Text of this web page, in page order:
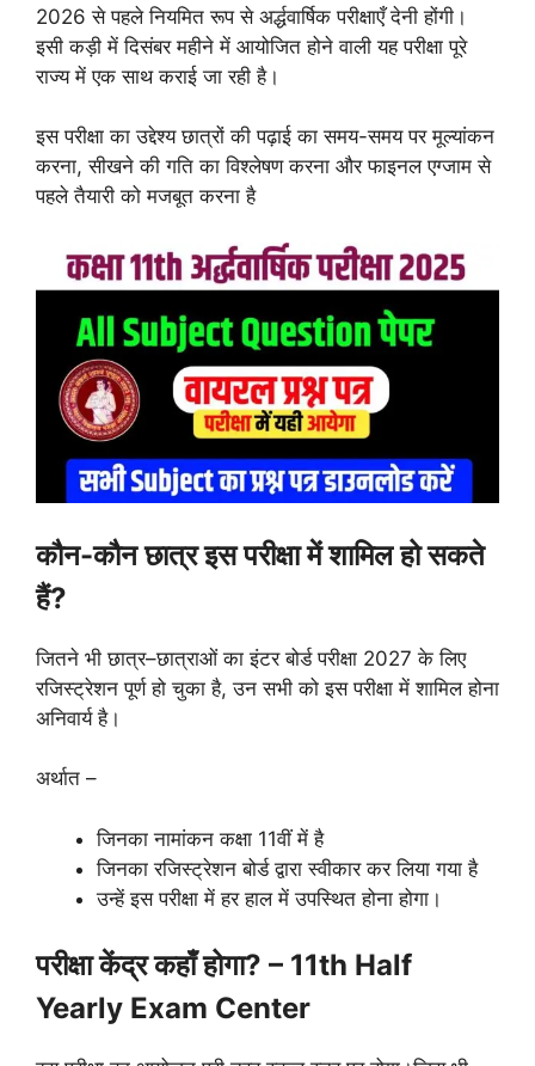
2026 से पहले नियमित रूप से अर्द्धवार्षिक परीक्षाएँ देनी होंगी।
इसी कड़ी में दिसंबर महीने में आयोजित होने वाली यह परीक्षा पूरे
राज्य में एक साथ कराई जा रही है।
इस परीक्षा का उद्देश्य छात्रों की पढ़ाई का समय-समय पर मूल्यांकन
करना, सीखने की गति का विश्लेषण करना और फाइनल एग्जाम से
पहले तैयारी को मजबूत करना है
कौन-कौन छात्र इस परीक्षा में शामिल हो सकते
हैं?
जितने भी छात्र–छात्राओं का इंटर बोर्ड परीक्षा 2027 के लिए
रजिस्ट्रेशन पूर्ण हो चुका है, उन सभी को इस परीक्षा में शामिल होना
अनिवार्य है।
अर्थात –
जिनका नामांकन कक्षा 11वीं में है
जिनका रजिस्ट्रेशन बोर्ड द्वारा स्वीकार कर लिया गया है
उन्हें इस परीक्षा में हर हाल में उपस्थित होना होगा।
परीक्षा केंद्र कहाँ होगा? – 11th Half
Yearly Exam Center